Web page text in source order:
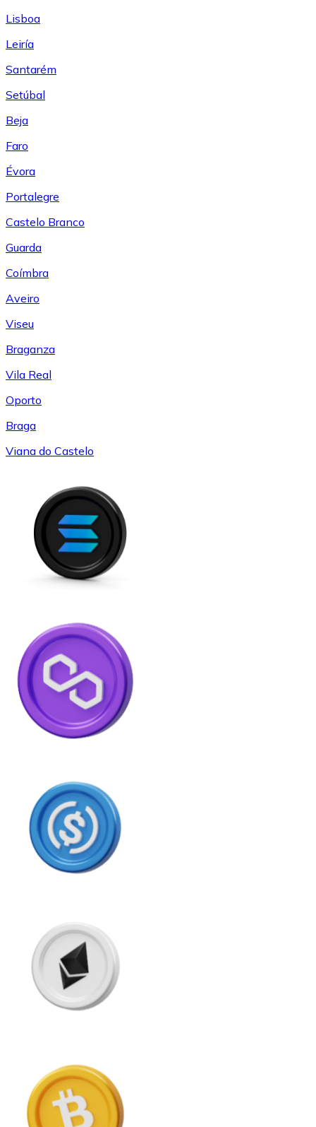
Lisboa
Leiría
Santarém
Setúbal
Beja
Faro
Évora
Portalegre
Castelo Branco
Guarda
Coímbra
Aveiro
Viseu
Braganza
Vila Real
Oporto
Braga
Viana do Castelo